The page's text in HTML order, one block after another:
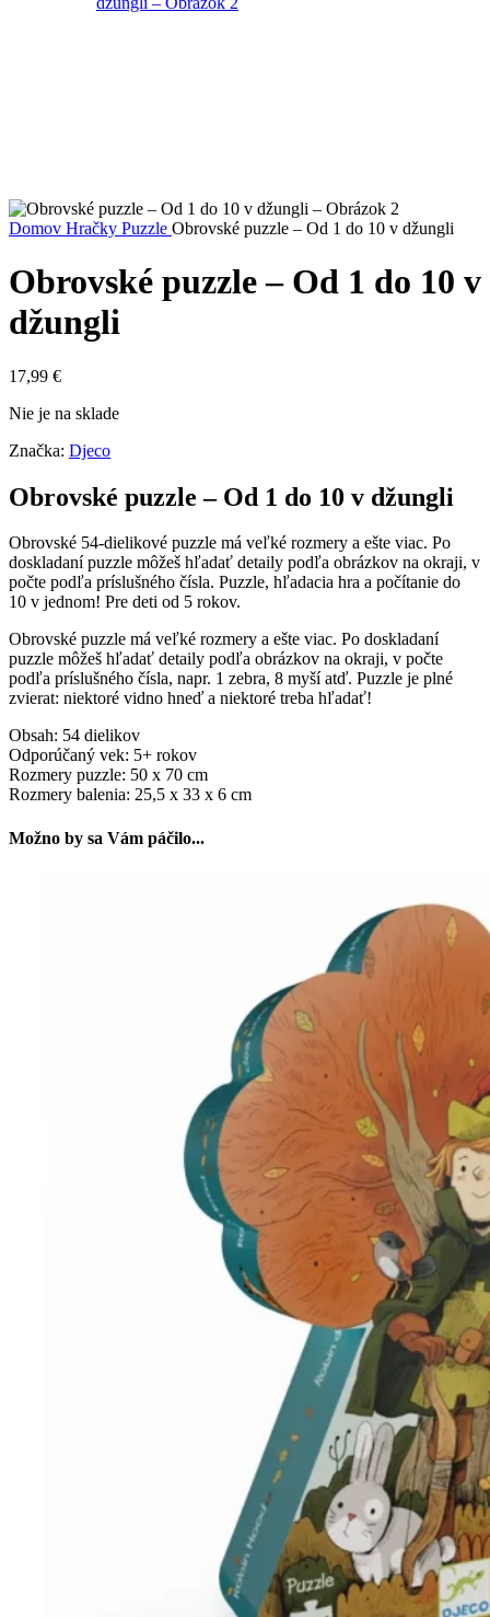
Domov Hračky Puzzle Obrovské puzzle – Od 1 do 10 v džungli
Obrovské puzzle – Od 1 do 10 v
džungli
17,99 €
Nie je na sklade
Značka: Djeco
Obrovské puzzle – Od 1 do 10 v džungli
Obrovské 54-dielikové puzzle má veľké rozmery a ešte viac. Po
doskladaní puzzle môžeš hľadať detaily podľa obrázkov na okraji, v
počte podľa príslušného čísla. Puzzle, hľadacia hra a počítanie do
10 v jednom! Pre deti od 5 rokov.
Obrovské puzzle má veľké rozmery a ešte viac. Po doskladaní
puzzle môžeš hľadať detaily podľa obrázkov na okraji, v počte
podľa príslušného čísla, napr. 1 zebra, 8 myší atď. Puzzle je plné
zvierat: niektoré vidno hneď a niektoré treba hľadať!
Obsah: 54 dielikov
Odporúčaný vek: 5+ rokov
Rozmery puzzle: 50 x 70 cm
Rozmery balenia: 25,5 x 33 x 6 cm
Možno by sa Vám páčilo...